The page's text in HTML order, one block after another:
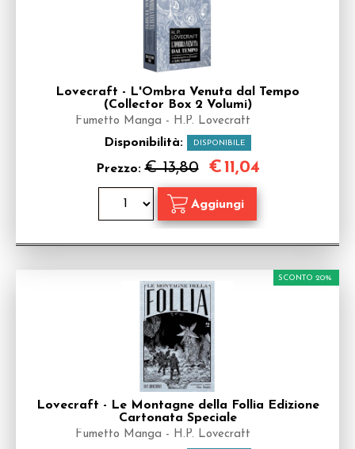
Lovecraft - L'Ombra Venuta dal Tempo
(Collector Box 2 Volumi)
Fumetto Manga - H.P. Lovecraft
Disponibilità: DISPONIBILE
Prezzo:€ 13,80 €11,04
Lovecraft - Le Montagne della Follia Edizione
Cartonata Speciale
Fumetto Manga - H.P. Lovecraft
SCONTO 20%